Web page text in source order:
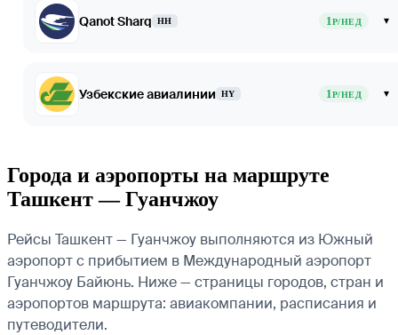
Qanot Sharq HH 1Р/НЕД ▾
Узбекские авиалинии HY 1Р/НЕД ▾
Города и аэропорты на маршруте
Ташкент — Гуанчжоу
Рейсы Ташкент — Гуанчжоу выполняются из Южный
аэропорт с прибытием в Международный аэропорт
Гуанчжоу Байюнь. Ниже — страницы городов, стран и
аэропортов маршрута: авиакомпании, расписания и
путеводители.